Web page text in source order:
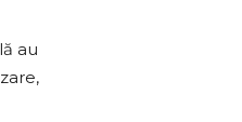
au